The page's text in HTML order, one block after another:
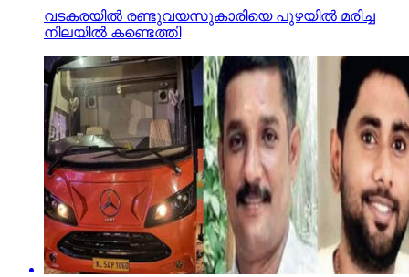
വടകരയിൽ രണ്ടുവയസുകാരിയെ പുഴയിൽ മരിച്ച
നിലയിൽ കണ്ടെത്തി